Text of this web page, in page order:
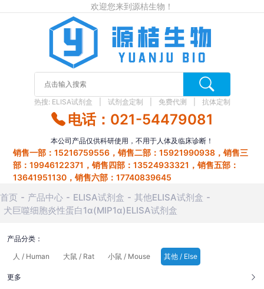
欢迎您来到源桔生物！
热搜: ELISA试剂盒 试剂盒定制 免费代测 抗体定制
电话：021-54479081
本公司产品仅供科研使用，不用于人体及临床诊断！
销售一部：15216759556，销售二部：15921990938，销售三
部：19946122371，销售四部：13524933321，销售五部：
13641951130，销售六部：17740839645
首页 产品中心 ELISA试剂盒
其他ELISA试剂盒
犬巨噬细胞炎性蛋白1α(MIP1α)ELISA试剂盒
产品分类：
人 / Human
大鼠 / Rat 小鼠 / Mouse 其他 / Else
更多